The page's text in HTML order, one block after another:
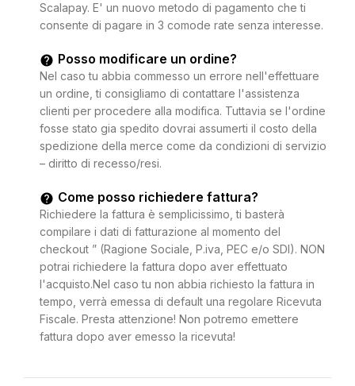
Scalapay. E' un nuovo metodo di pagamento che ti
consente di pagare in 3 comode rate senza interesse.
Posso modificare un ordine?
Nel caso tu abbia commesso un errore nell'effettuare
un ordine, ti consigliamo di contattare l'assistenza
clienti per procedere alla modifica. Tuttavia se l'ordine
fosse stato gia spedito dovrai assumerti il costo della
spedizione della merce come da condizioni di servizio
– diritto di recesso/resi.
Come posso richiedere fattura?
Richiedere la fattura è semplicissimo, ti basterà
compilare i dati di fatturazione al momento del
checkout ” (Ragione Sociale, P.iva, PEC e/o SDI). NON
potrai richiedere la fattura dopo aver effettuato
l'acquisto.Nel caso tu non abbia richiesto la fattura in
tempo, verrà emessa di default una regolare Ricevuta
Fiscale. Presta attenzione! Non potremo emettere
fattura dopo aver emesso la ricevuta!